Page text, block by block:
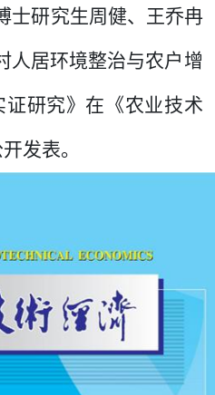
士研究生周健、王乔冉
人居环境整治与农户增
证研究》在《农业技术
发表。